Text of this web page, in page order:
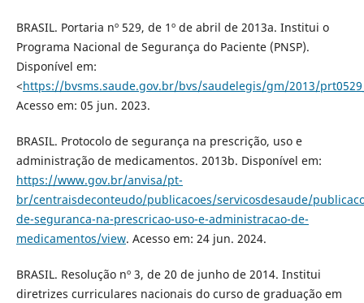
BRASIL. Portaria nº 529, de 1º de abril de 2013a. Institui o
Programa Nacional de Segurança do Paciente (PNSP).
Disponível em:
<https://bvsms.saude.gov.br/bvs/saudelegis/gm/2013/
Acesso em: 05 jun. 2023.
BRASIL. Protocolo de segurança na prescrição, uso e
administração de medicamentos. 2013b. Disponível em:
https://www.gov.br/anvisa/pt-
br/centraisdeconteudo/publicacoes/servicosdesaude/
de-seguranca-na-prescricao-uso-e-administracao-de-
medicamentos/view. Acesso em: 24 jun. 2024.
BRASIL. Resolução nº 3, de 20 de junho de 2014. Institui
diretrizes curriculares nacionais do curso de graduação em